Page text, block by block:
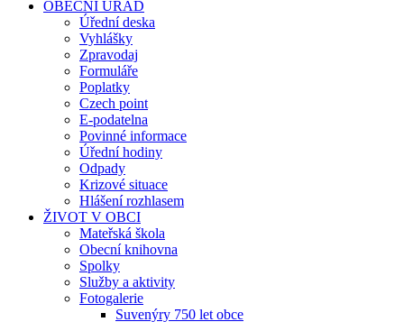
OBECNÍ ÚŘAD
Úřední deska
Vyhlášky
Zpravodaj
Formuláře
Poplatky
Czech point
E-podatelna
Povinné informace
Úřední hodiny
Odpady
Krizové situace
Hlášení rozhlasem
ŽIVOT V OBCI
Mateřská škola
Obecní knihovna
Spolky
Služby a aktivity
Fotogalerie
Suvenýry 750 let obce